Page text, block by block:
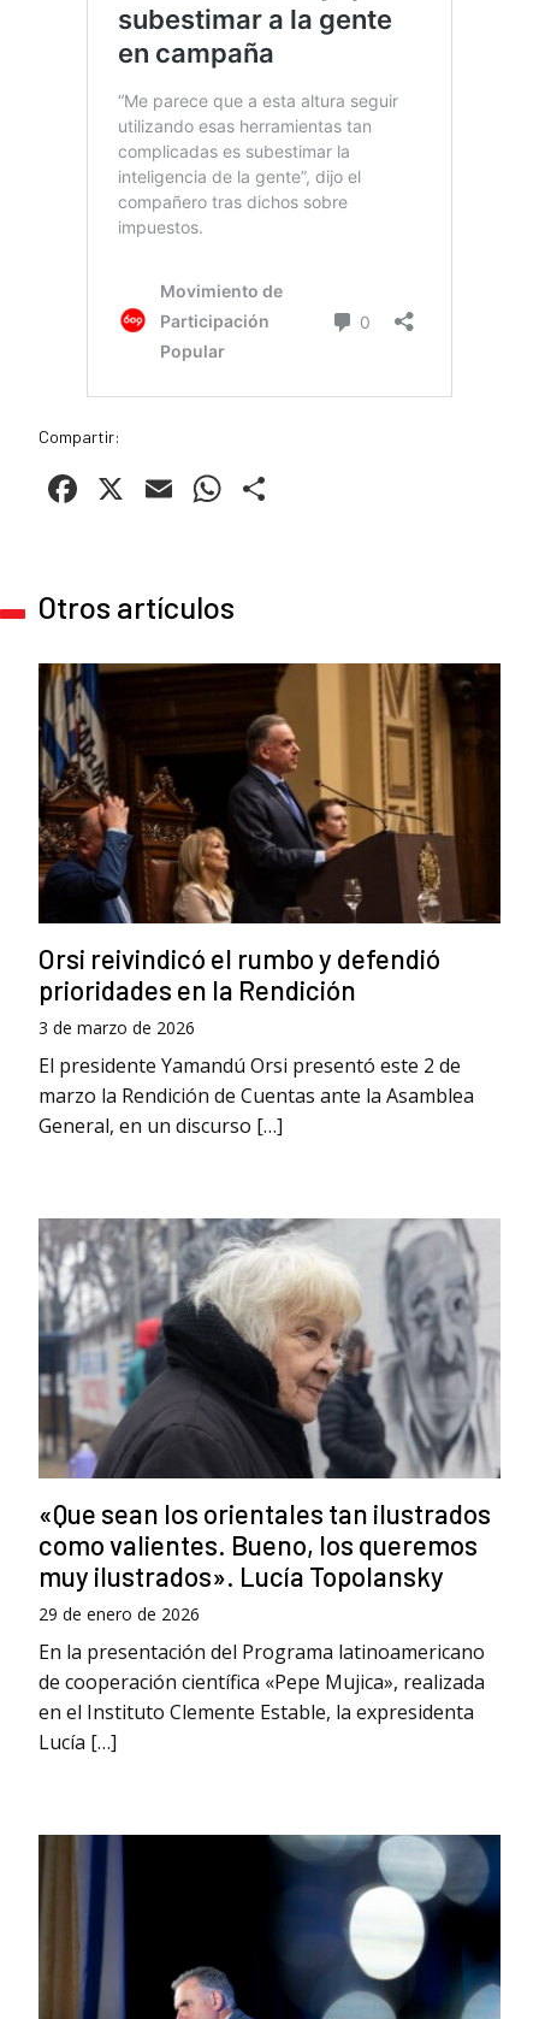
Compartir:
Facebook
X EmailWhatsApp
Otros artículos
Orsi reivindicó el rumbo y defendió
prioridades en la Rendición
3 de marzo de 2026
El presidente Yamandú Orsi presentó este 2 de
marzo la Rendición de Cuentas ante la Asamblea
General, en un discurso […]
«Que sean los orientales tan ilustrados
como valientes. Bueno, los queremos
muy ilustrados». Lucía Topolansky
29 de enero de 2026
En la presentación del Programa latinoamericano
de cooperación científica «Pepe Mujica», realizada
en el Instituto Clemente Estable, la expresidenta
Lucía […]